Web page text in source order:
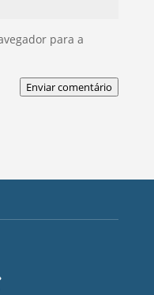
para a
Enviar comentário